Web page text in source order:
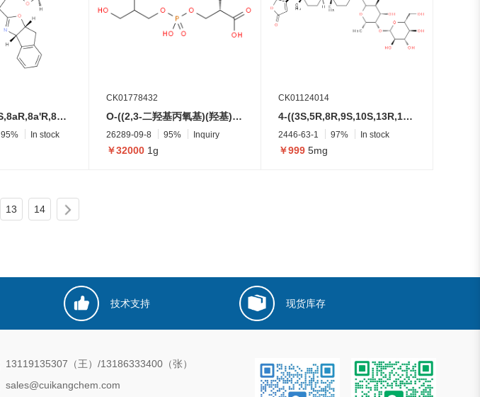
(3aS,3a'S,3a"S,8aR,8a'R,8a"R)-2,2',2"-(丙烷-1,2,2-三基)三(8,8a-二氢-3aH-茚并[1,2-d]恶唑)
95% In stock
CK01778432
O-((2,3-二羟基丙氧基)(羟基)磷酰基)-L-丝氨酸
26289-09-8 95% Inquiry
￥32000 1g
CK01124014
4-((3S,5R,8R,9S,10S,13R,14S,17R)-3-(((3S,4S,5S,6S)-3,4-二羟基-6-甲基-5-(((2S,3R,4S,5S,6R)-3,4,5-三羟基-6-(羟甲基)四氢-2H-吡喃-2-基)氧基)四氢-2H-吡喃-2-基)氧基)-14-羟基-10,13-二甲基十六氢-1H-环戊二烯并[a]菲-17-基)呋喃-2(5H)-酮
2446-63-1 97% In stock
￥999 5mg
13 14
技术支持 现货库存
13119135307（王）/13186333400（张）
sales@cuikangchem.com